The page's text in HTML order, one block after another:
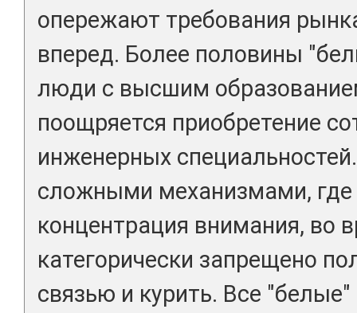
опережают требования
вперед. Более половины
люди с высшим
поощряется приобретение
инженерных
сложными механизмами,
концентрация внимания, во
категорически запрещено
связью и курить. Все